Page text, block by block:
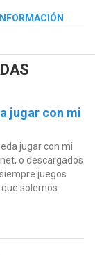
jugar con mi
jugar con mi
o descargados
juegos
solemos